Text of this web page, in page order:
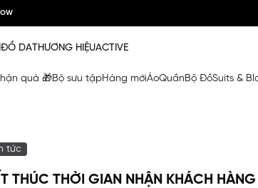
ĐỒ DATHƯƠNG HIỆUACTIVE
quà 🎁Bộ sưu tậpHàng mớiÁoQuầnBộ ĐồSuits &
tức
THÚC THỜI GIAN NHẬN KHÁCH